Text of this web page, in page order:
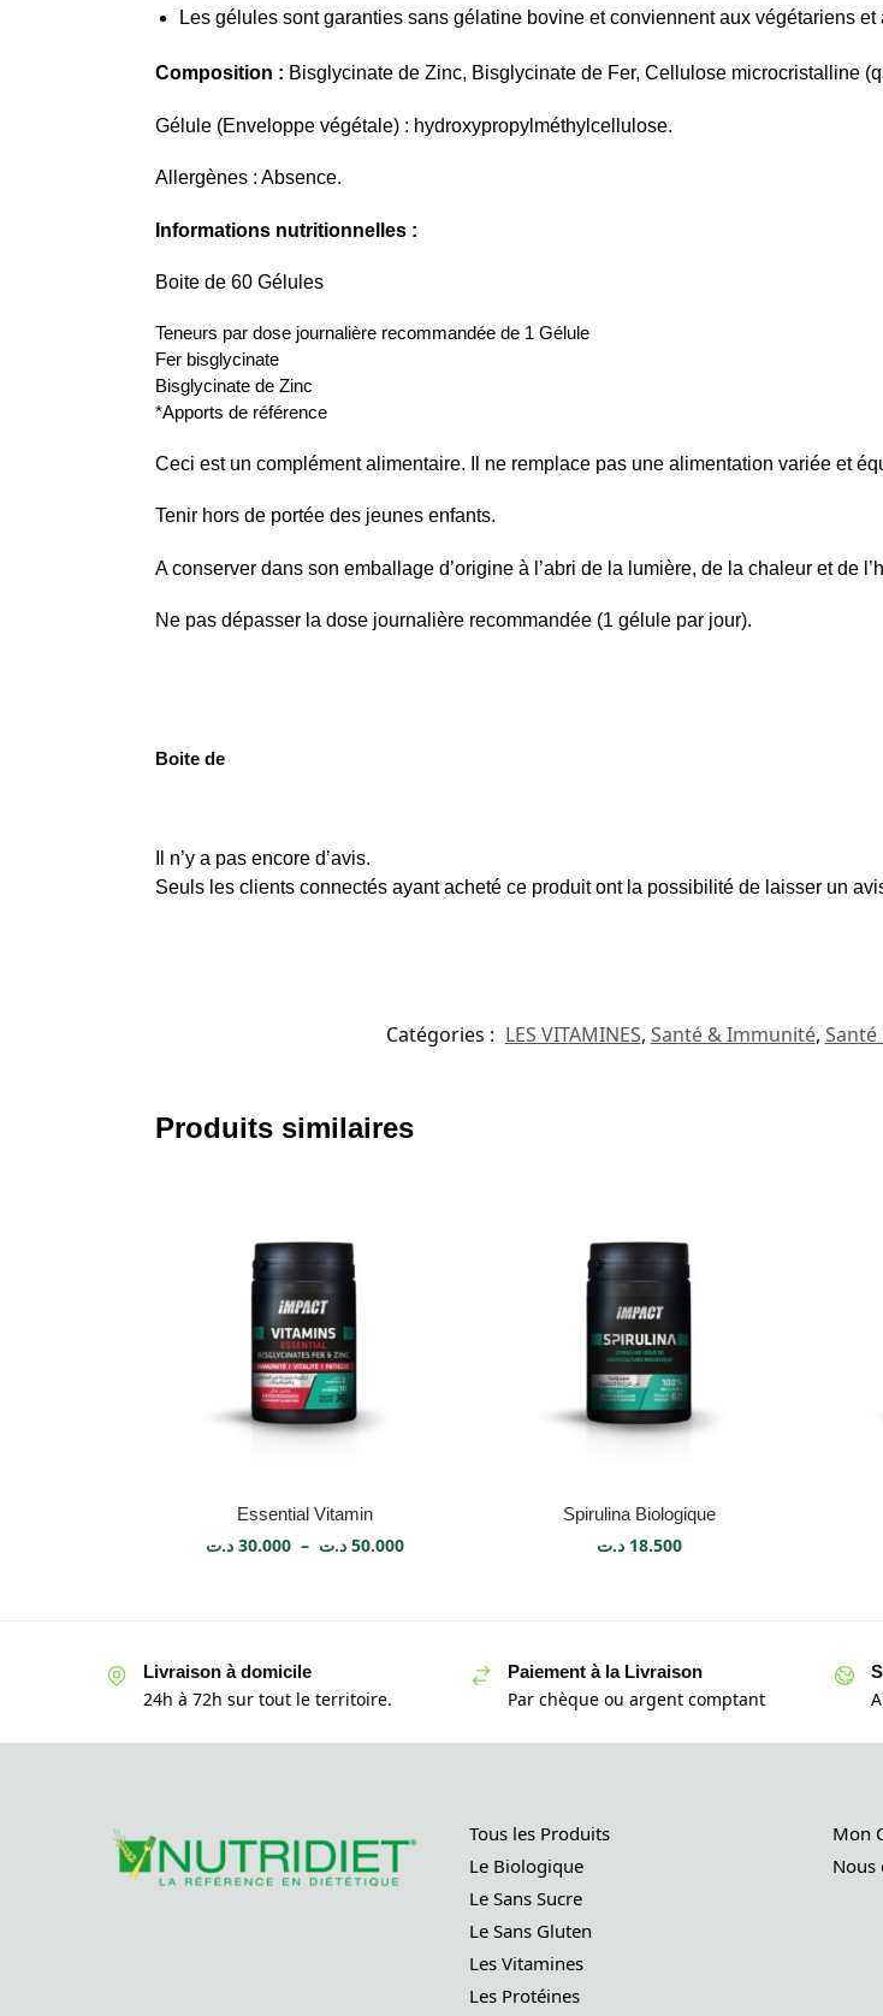
Les gélules sont garanties sans gélatine bovine et conviennent aux végétariens et
Composition : Bisglycinate de Zinc, Bisglycinate de Fer, Cellulose microcristalline
Gélule (Enveloppe végétale) : hydroxypropylméthylcellulose.
Allergènes : Absence.
Informations nutritionnelles :
Boite de 60 Gélules
Teneurs par dose journalière recommandée de 1 Gélule
Fer bisglycinate
Bisglycinate de Zinc
*Apports de référence
Ceci est un complément alimentaire. Il ne remplace pas une alimentation variée et
Tenir hors de portée des jeunes enfants.
A conserver dans son emballage d’origine à l’abri de la lumière, de la chaleur et de
Ne pas dépasser la dose journalière recommandée (1 gélule par jour).
Boite de
Il n’y a pas encore d’avis.
Seuls les clients connectés ayant acheté ce produit ont la possibilité de laisser un
Catégories : LES VITAMINES, Santé & Immunité,
Produits similaires
Essential Vitamin
30.000 د.ت – 50.000 د.ت
Spirulina Biologique
18.500 د.ت
Livraison à domicile
24h à 72h sur tout le territoire.
Paiement à la Livraison
Par chèque ou argent comptant
Tous les Produits
Le Biologique
Le Sans Sucre
Le Sans Gluten
Les Vitamines
Les Protéines
Mon
Nous